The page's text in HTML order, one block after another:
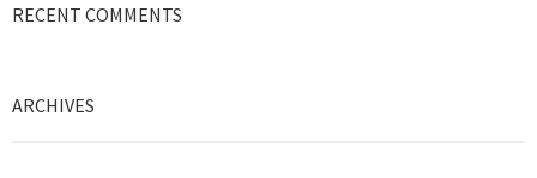
RECENT COMMENTS
ARCHIVES